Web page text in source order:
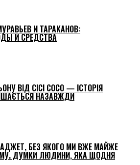
И ТАРАКАНОВ:
И СРЕДСТВА
ВІД CICI COCO — ІСТОРІЯ
НАЗАВЖДИ
БЕЗ ЯКОГО МИ ВЖЕ МАЙЖЕ
ДУМКИ ЛЮДИНИ, ЯКА ЩОДНЯ